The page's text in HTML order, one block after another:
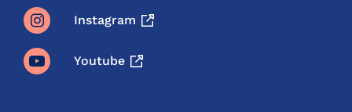
Instagram
Youtube